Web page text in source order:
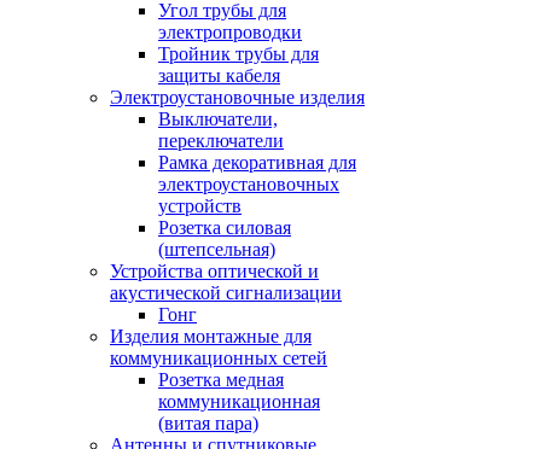
Угол трубы для
электропроводки
Тройник трубы для
защиты кабеля
Электроустановочные изделия
Выключатели,
переключатели
Рамка декоративная для
электроустановочных
устройств
Розетка силовая
(штепсельная)
Устройства оптической и
акустической сигнализации
Гонг
Изделия монтажные для
коммуникационных сетей
Розетка медная
коммуникационная
(витая пара)
Антенны и спутниковые